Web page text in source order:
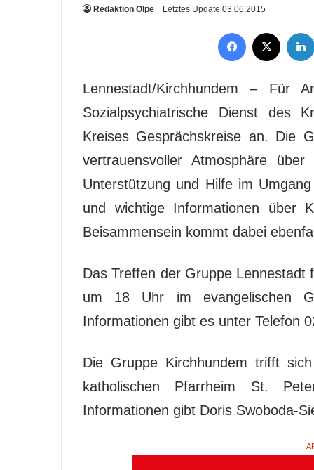
Redaktion Olpe Letztes Update 03.06.2015
Lennestadt/Kirchhundem – Für
Sozialpsychiatrische Dienst des
Kreises Gesprächskreise an. Die
vertrauensvoller Atmosphäre
Unterstützung und Hilfe im
und wichtige Informationen über
Beisammensein kommt dabei
Das Treffen der Gruppe
um 18 Uhr im evangelischen
Informationen gibt es unter Telefon
Die Gruppe Kirchhundem trifft
katholischen Pfarrheim St.
Informationen gibt Doris Swoboda-